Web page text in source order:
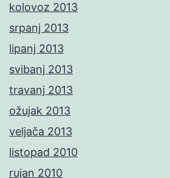
kolovoz 2013
srpanj 2013
lipanj 2013
svibanj 2013
travanj 2013
ožujak 2013
veljača 2013
listopad 2010
rujan 2010